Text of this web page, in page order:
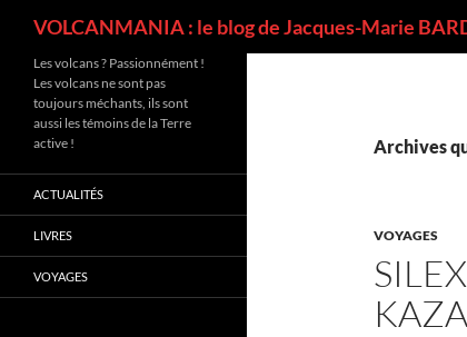
VOLCANMANIA : le blog de Jacques-Marie
Archives
VOYAGES
Les volcans ? Passionnément !
Les volcans ne sont pas
toujours méchants, ils sont
aussi les témoins de la Terre
active !
ACTUALITÉS
LIVRES
VOYAGES